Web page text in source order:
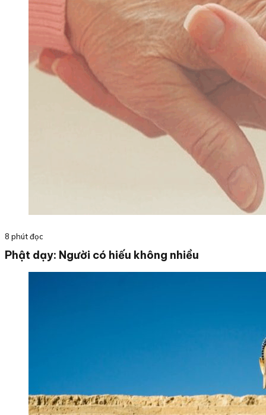
8 phút đọc
Phật dạy: Người có hiếu không nhiều